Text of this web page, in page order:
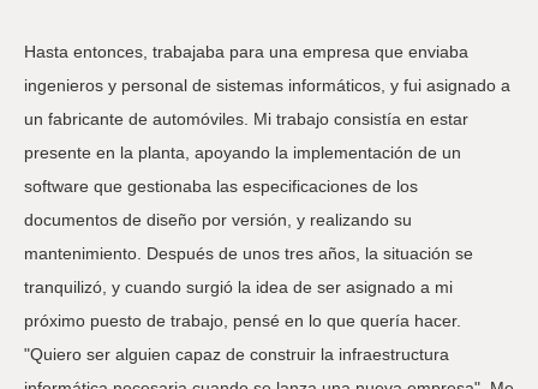
Hasta entonces, trabajaba para una empresa que enviaba
ingenieros y personal de sistemas informáticos, y fui asignado a
un fabricante de automóviles. Mi trabajo consistía en estar
presente en la planta, apoyando la implementación de un
software que gestionaba las especificaciones de los
documentos de diseño por versión, y realizando su
mantenimiento. Después de unos tres años, la situación se
tranquilizó, y cuando surgió la idea de ser asignado a mi
próximo puesto de trabajo, pensé en lo que quería hacer.
"Quiero ser alguien capaz de construir la infraestructura